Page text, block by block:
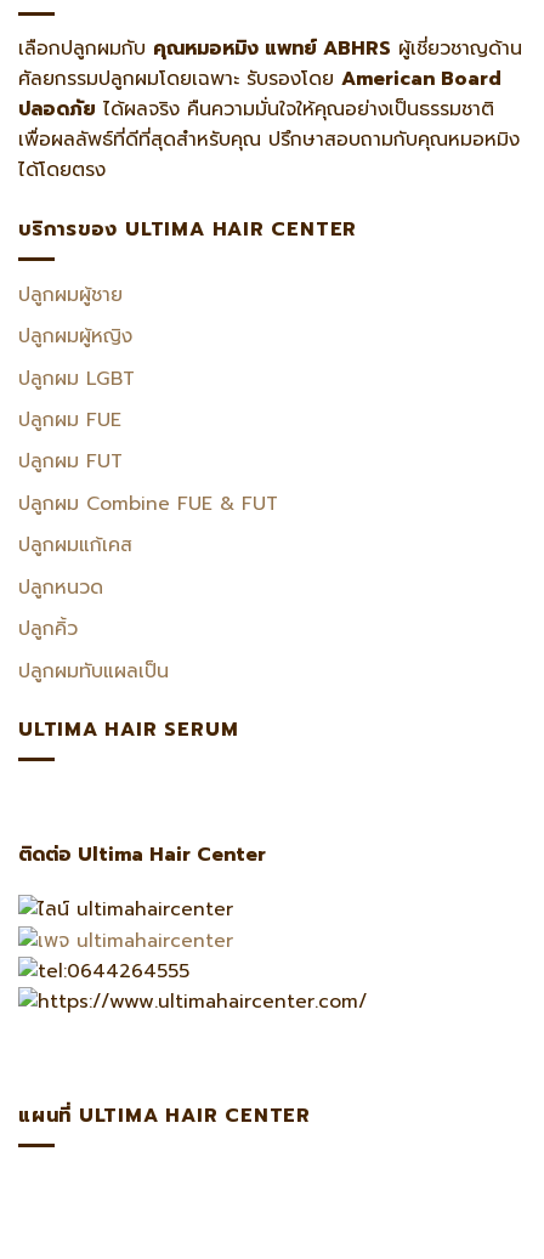
เลือกปลูกผมกับ คุณหมอหมิง แพทย์ ABHRS ผู้เชี่ยวชาญด้าน
ศัลยกรรมปลูกผมโดยเฉพาะ รับรองโดย American Board
ปลอดภัย ได้ผลจริง คืนความมั่นใจให้คุณอย่างเป็นธรรมชาติ
เพื่อผลลัพธ์ที่ดีที่สุดสำหรับคุณ ปรึกษาสอบถามกับคุณหมอหมิง
ได้โดยตรง
บริการของ ULTIMA HAIR CENTER
ปลูกผมผู้ชาย
ปลูกผมผู้หญิง
ปลูกผม LGBT
ปลูกผม FUE
ปลูกผม FUT
ปลูกผม Combine FUE & FUT
ปลูกผมแก้เคส
ปลูกหนวด
ปลูกคิ้ว
ปลูกผมทับแผลเป็น
ULTIMA HAIR SERUM
ติดต่อ Ultima Hair Center
แผนที่ ULTIMA HAIR CENTER